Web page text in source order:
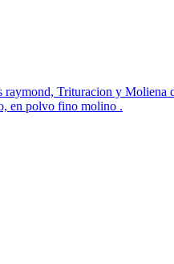
Trituracion y Moliena
en polvo fino molino .